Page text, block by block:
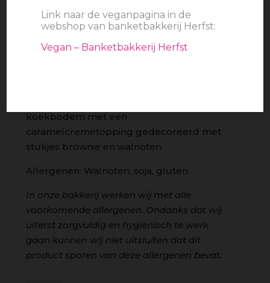
koekbodem met een
caramelcremetopping gedecoreerd met
stukjes brownie en walnoten.
Allergenen: Walnoten, soja, gluten
In onze bakkerij werken wij met alle
voorkomende allergenen. Ondanks dat wij
uiterst zorgvuldig en hygiënisch te werk
gaan kunnen wij niet uitsluiten dat dit
product sporen van deze allergenen bevat.
Link naar de veganpagina in de
webshop van banketbakkerij Herfst:
Vegan – Banketbakkerij Herfst